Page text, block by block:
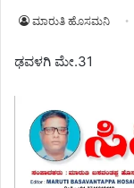
ಮಾರುತಿ ಹೊಸಮನಿ
ಢವಳಗಿ ಮೇ.31